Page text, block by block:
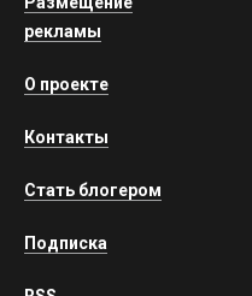
рекламы
О проекте
Контакты
Стать блогером
Подписка